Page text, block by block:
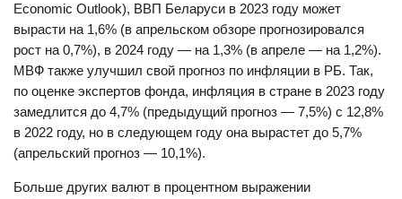
Economic Outlook), ВВП Беларуси в 2023 году может
вырасти на 1,6% (в апрельском обзоре прогнозировался
рост на 0,7%), в 2024 году — на 1,3% (в апреле — на 1,2%).
МВФ также улучшил свой прогноз по инфляции в РБ. Так,
по оценке экспертов фонда, инфляция в стране в 2023 году
замедлится до 4,7% (предыдущий прогноз — 7,5%) с 12,8%
в 2022 году, но в следующем году она вырастет до 5,7%
(апрельский прогноз — 10,1%).
Больше других валют в процентном выражении